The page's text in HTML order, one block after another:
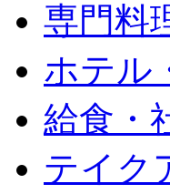
専門
ホテル
給食・
テイク